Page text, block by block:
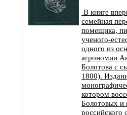
В книге
семейная
помещика,
ученого-
одного из
агрономии
Болотова с
1800).
котором
Болотовых и
российского